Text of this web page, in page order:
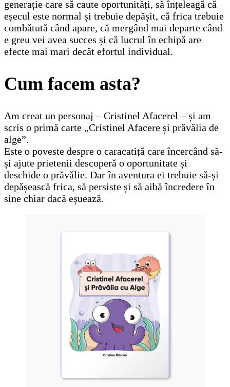
generație care să caute oportunități, să înțeleagă că
eșecul este normal și trebuie depășit, că frica trebuie
combătută când apare, că mergând mai departe când
e greu vei avea succes și că lucrul în echipă are
efecte mai mari decât efortul individual.
Cum facem asta?
Am creat un personaj – Cristinel Afacerel – și am
scris o primă carte „Cristinel Afacere și prăvălia de
alge”.
Este o poveste despre o caracatiță care încercând să-
și ajute prietenii descoperă o oportunitate și
deschide o prăvălie. Dar în aventura ei trebuie să-și
depășească frica, să persiste și să aibă încredere în
sine chiar dacă eșuează.